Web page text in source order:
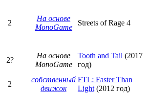
2
На основе
MonoGame
Streets of Rage 4
2?
На основе
MonoGame
Tooth and Tail (2017
год)
2
собственный
движок
FTL: Faster Than
Light (2012 год)